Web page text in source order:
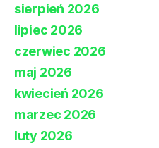
sierpień 2026
lipiec 2026
czerwiec 2026
maj 2026
kwiecień 2026
marzec 2026
luty 2026